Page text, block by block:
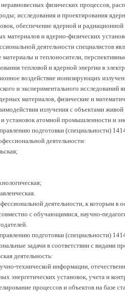
физических процессов,
исследования и проектирования
обеспечение ядерной и
материалов и ядерно-физических
деятельности специалистов
и теплоносители,
тепловой и ядерной энергии в
воздействие ионизирующих
и экспериментального исследований
материалов, физические и
излучения с объектами
установок атомной промышленности и
подготовки (специальности)
деятельности:
деятельности, к которым в
с обучающимися, научно-
подготовки (специальности)
задачи в соответствии с видами
деятельность:
технической информации,
энергетических установок, учета и
процессов и объектов на базе